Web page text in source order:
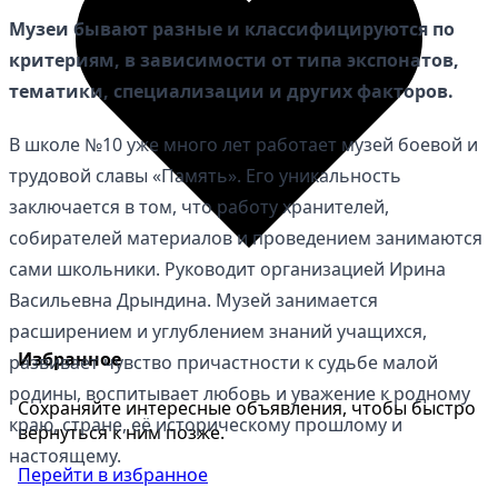
Избранное
Сохраняйте интересные объявления, чтобы быстро
вернуться к ним позже.
Перейти в избранное
Музеи бывают разные и классифицируются по
критериям, в зависимости от типа экспонатов,
тематики, специализации и других факторов.
В школе №10 уже много лет работает музей боевой и
трудовой славы «Память». Его уникальность
заключается в том, что работу хранителей,
собирателей материалов и проведением занимаются
сами школьники. Руководит организацией Ирина
Васильевна Дрындина. Музей занимается
расширением и углублением знаний учащихся,
развивает чувство причастности к судьбе малой
родины, воспитывает любовь и уважение к родному
краю, стране, её историческому прошлому и
настоящему.